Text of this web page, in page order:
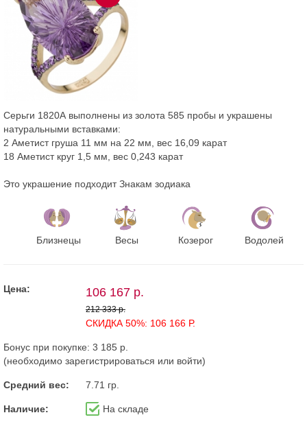
Серьги 1820А выполнены из золота 585 пробы и украшены
натуральными вставками:
2 Аметист груша 11 мм на 22 мм, вес 16,09 карат
18 Аметист круг 1,5 мм, вес 0,243 карат
Это украшение подходит Знакам зодиака
Близнецы Весы Козерог Водолей
Цена: 106 167 р.
212 333 р.
СКИДКА 50%: 106 166 Р.
Бонус при покупке: 3 185 р.
(необходимо зарегистрироваться или войти)
Средний вес: 7.71 гр.
Наличие: На складе